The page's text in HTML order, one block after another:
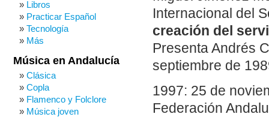
Internacional del
creación del
Presenta Andrés
septiembre de
1997: 25 de
Federación
Libros
Practicar Español
Tecnología
Más
Música en Andalucía
Clásica
Copla
Flamenco y Folclore
Música joven